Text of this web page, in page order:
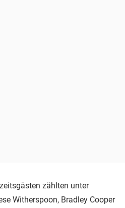
zählten unter
Witherspoon, Bradley Cooper